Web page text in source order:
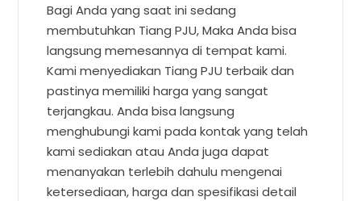
Bagi Anda yang saat ini sedang
membutuhkan Tiang PJU, Maka Anda bisa
langsung memesannya di tempat kami.
Kami menyediakan Tiang PJU terbaik dan
pastinya memiliki harga yang sangat
terjangkau. Anda bisa langsung
menghubungi kami pada kontak yang telah
kami sediakan atau Anda juga dapat
menanyakan terlebih dahulu mengenai
ketersediaan, harga dan spesifikasi detail